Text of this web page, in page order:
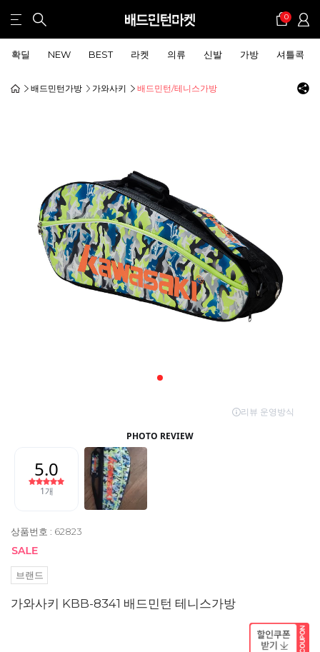
0
확딜 NEW BEST 라켓 의류 신발 가방 셔틀콕
배드민턴가방 가와사키 배드민턴/테니스가방
상품번호 : 62823
브랜드
가와사키 KBB-8341 배드민턴 테니스가방